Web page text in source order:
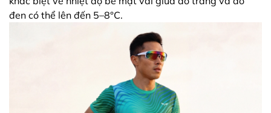
đen có thể lên đến 5–8°C.